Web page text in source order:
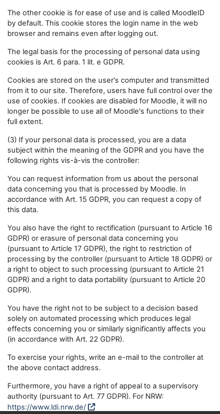
The other cookie is for ease of use and is called MoodleID
by default. This cookie stores the login name in the web
browser and remains even after logging out.
The legal basis for the processing of personal data using
cookies is Art. 6 para. 1 lit. e GDPR.
Cookies are stored on the user's computer and transmitted
from it to our site. Therefore, users have full control over the
use of cookies. If cookies are disabled for Moodle, it will no
longer be possible to use all of Moodle's functions to their
full extent.
(3) If your personal data is processed, you are a data
subject within the meaning of the GDPR and you have the
following rights vis-à-vis the controller:
You can request information from us about the personal
data concerning you that is processed by Moodle. In
accordance with Art. 15 GDPR, you can request a copy of
this data.
You also have the right to rectification (pursuant to Article 16
GDPR) or erasure of personal data concerning you
(pursuant to Article 17 GDPR), the right to restriction of
processing by the controller (pursuant to Article 18 GDPR) or
a right to object to such processing (pursuant to Article 21
GDPR) and a right to data portability (pursuant to Article 20
GDPR).
You have the right not to be subject to a decision based
solely on automated processing which produces legal
effects concerning you or similarly significantly affects you
(in accordance with Art. 22 GDPR).
To exercise your rights, write an e-mail to the controller at
the above contact address.
Furthermore, you have a right of appeal to a supervisory
authority (pursuant to Art. 77 GDPR). For NRW:
https://www.ldi.nrw.de/